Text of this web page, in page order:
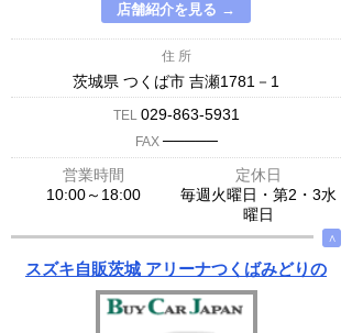
店舗紹介を見る →
住 所
茨城県 つくば市 吉瀬1781－1
TEL 029-863-5931
FAX ─────
営業時間
定休日
10:00～18:00
毎週火曜日・第2・3水
曜日
∧
スズキ自販茨城 アリーナつくばみどりの